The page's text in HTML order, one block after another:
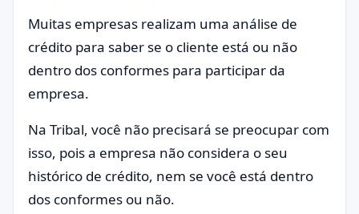
Muitas empresas realizam uma análise de
crédito para saber se o cliente está ou não
dentro dos conformes para participar da
empresa.
Na Tribal, você não precisará se preocupar com
isso, pois a empresa não considera o seu
histórico de crédito, nem se você está dentro
dos conformes ou não.